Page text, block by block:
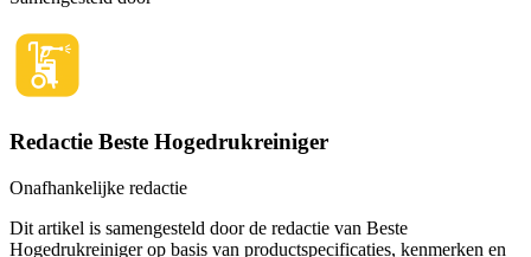
Redactie Beste Hogedrukreiniger
Onafhankelijke redactie
Dit artikel is samengesteld door de redactie van Beste
Hogedrukreiniger op basis van productspecificaties, kenmerken en